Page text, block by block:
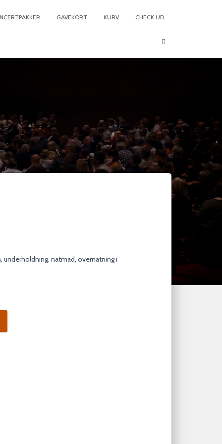
GAVEKORT KURV CHECK UD
underholdning, natmad, overnatning i